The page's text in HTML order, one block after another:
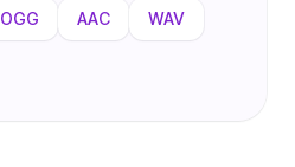
OGG AAC WAV